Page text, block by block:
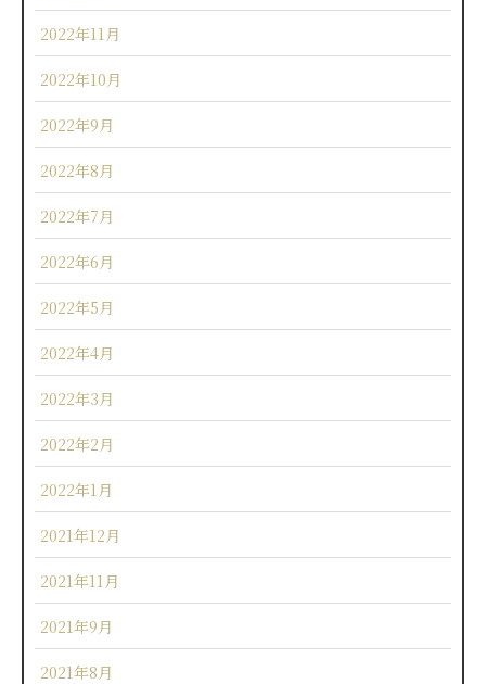
2022年11月
2022年10月
2022年9月
2022年8月
2022年7月
2022年6月
2022年5月
2022年4月
2022年3月
2022年2月
2022年1月
2021年12月
2021年11月
2021年9月
2021年8月